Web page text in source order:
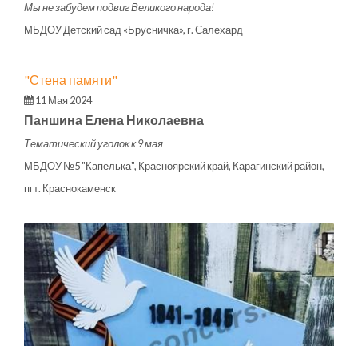
Мы не забудем подвиг Великого народа!
МБДОУ Детский сад «Брусничка», г. Салехард
"Стена памяти"
11 Мая 2024
Паншина Елена Николаевна
Тематический уголок к 9 мая
МБДОУ №5 "Капелька", Красноярский край, Карагинский район,
пгт. Краснокаменск